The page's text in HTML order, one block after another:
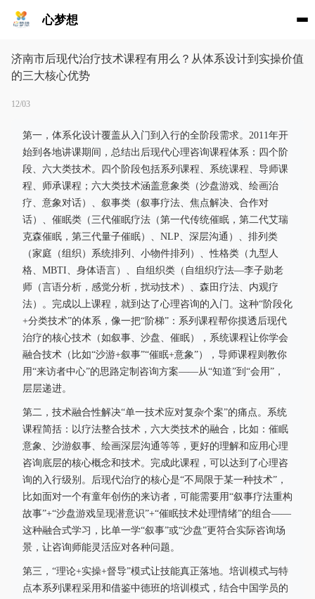
心梦想
济南市后现代治疗技术课程有用么？从体系设计到实操价值
的三大核心优势
12/03
第一，体系化设计覆盖从入门到入行的全阶段需求。2011年开
始到各地讲课期间，总结出后现代心理咨询课程体系：四个阶
段、六大类技术。四个阶段包括系列课程、系统课程、导师课
程、师承课程；六大类技术涵盖意象类（沙盘游戏、绘画治
疗、意象对话）、叙事类（叙事疗法、焦点解决、合作对
话）、催眠类（三代催眠疗法（第一代传统催眠，第二代艾瑞
克森催眠，第三代量子催眠）、NLP、深层沟通）、排列类
（家庭（组织）系统排列、小物件排列）、性格类（九型人
格、MBTI、身体语言）、自组织类（自组织疗法—李子勋老
师（言语分析，感觉分析，扰动技术）、森田疗法、内观疗
法）。完成以上课程，就到达了心理咨询的入门。这种“阶段化
+分类技术”的体系，像一把“阶梯”：系列课程帮你摸透后现代
治疗的核心技术（如叙事、沙盘、催眠），系统课程让你学会
融合技术（比如“沙游+叙事”“催眠+意象”），导师课程则教你
用“来访者中心”的思路定制咨询方案——从“知道”到“会用”，
层层递进。
第二，技术融合性解决“单一技术应对复杂个案”的痛点。系统
课程简括：以疗法整合技术，六大类技术的融合，比如：催眠
意象、沙游叙事、绘画深层沟通等等，更好的理解和应用心理
咨询底层的核心概念和技术。完成此课程，可以达到了心理咨
询的入行级别。后现代治疗的核心是“不局限于某一种技术”，
比如面对一个有童年创伤的来访者，可能需要用“叙事疗法重构
故事”+“沙盘游戏呈现潜意识”+“催眠技术处理情绪”的组合——
这种融合式学习，比单一学“叙事”或“沙盘”更符合实际咨询场
景，让咨询师能灵活应对各种问题。
第三，“理论+实操+督导”模式让技能真正落地。培训模式与特
点本系列课程采用和借鉴中德班的培训模式，结合中国学员的